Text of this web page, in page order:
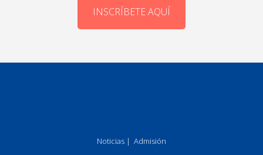
INSCRÍBETE AQUÍ
Noticias | Admisión